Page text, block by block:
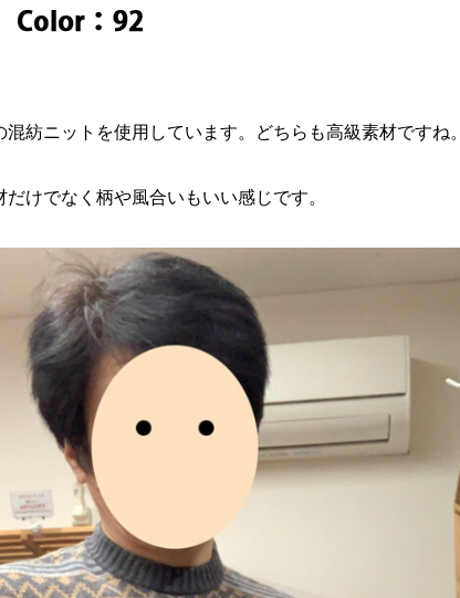
紡ニットを使用しています。どちらも高級素材ですね。
けでなく柄や風合いもいい感じです。